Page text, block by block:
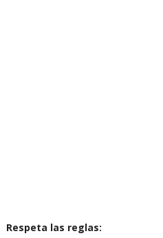
Respeta las reglas: